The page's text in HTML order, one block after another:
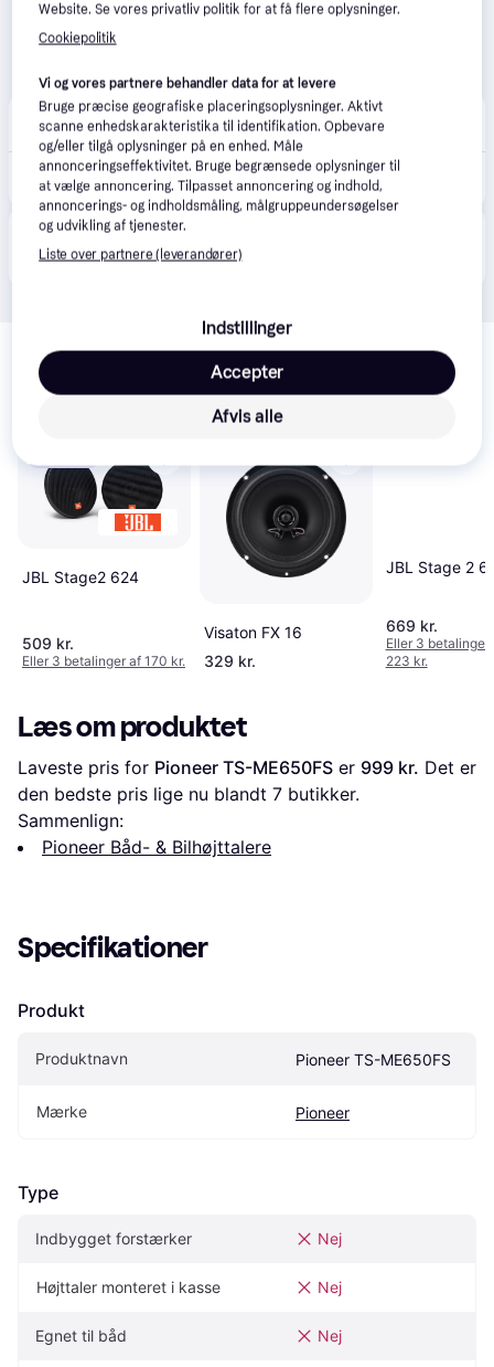
CompuMail 4.7(1210)
Bestillingsvare
Pioneer Ts-Me650Fs Marine Højttaler --> På fjernlager, levevering hos dig 14-08-2026 1.119 kr.
Eller 3 betalinger af 373 kr.
Produktet fås også hos
kunde i denne kategori.
Relaterede produkter
Se vores forslag til andre produkter, der matcher dine
interesser. Vis alle
JBL Stage2 624
509 kr.
Eller 3 betalinger af 170 kr.
Visaton FX 16
329 kr.
JBL Stage 2
669 kr.
Eller 3 betalinger
223 kr.
Læs om produktet
Laveste pris for Pioneer TS-ME650FS er 999 kr. Det er
den bedste pris lige nu blandt 7 butikker.
Sammenlign:
Pioneer Båd- & Bilhøjttalere
Specifikationer
Produkt
Produktnavn Pioneer TS-ME650FS
Mærke Pioneer
Type
Indbygget forstærker Nej
Højttaler monteret i kasse Nej
Egnet til båd Nej
Website. Se vores privatliv politik for at få flere oplysninger.
Cookiepolitik
Vi og vores partnere behandler data for at levere
Bruge præcise geografiske placeringsoplysninger. Aktivt
scanne enhedskarakteristika til identifikation. Opbevare
og/eller tilgå oplysninger på en enhed. Måle
annonceringseffektivitet. Bruge begrænsede oplysninger til
at vælge annoncering. Tilpasset annoncering og indhold,
annoncerings- og indholdsmåling, målgruppeundersøgelser
og udvikling af tjenester.
Liste over partnere (leverandører)
Indstillinger
Afvis alle
Accepter